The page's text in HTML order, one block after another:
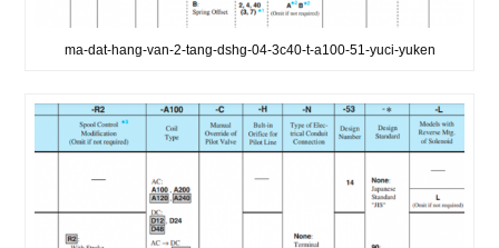
ma-dat-hang-van-2-tang-dshg-04-3c40-t-a100-51-yuci-yuken